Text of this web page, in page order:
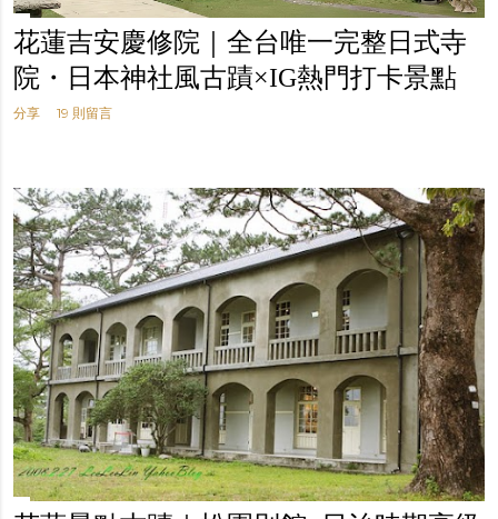
花蓮吉安慶修院｜全台唯一完整日式寺
院・日本神社風古蹟×IG熱門打卡景點
分享 19 則留言